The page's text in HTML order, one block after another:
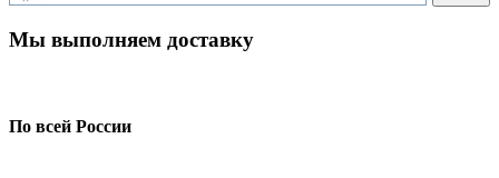
Мы выполняем доставку
По всей России